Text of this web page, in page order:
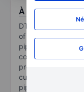
À propos DT
DT Midstream Inc
of natural gas
pipelines; storage
compression,
provides multiple,
customers through
pipelines, storage